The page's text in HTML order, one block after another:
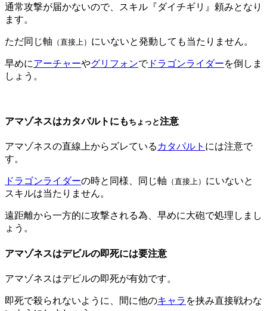
通常攻撃が届かないので、スキル『ダイチギリ』頼みとなり
ます。
ただ同じ軸 （直接上） にいないと発動しても当たりません。
早めにアーチャーやグリフォンでドラゴンライダーを倒しま
しょう。
アマゾネスはカタパルトにも ちょっと注意
アマゾネスの直線上からズレている カタパルト には注意で
す。
ドラゴンライダーの時と同様、同じ軸 （直接上） にいないと
スキルは当たりません。
遠距離から一方的に攻撃される為、早めに大砲で処理しまし
ょう。
アマゾネスはデビルの即死には要注意
アマゾネスはデビルの即死が有効です。
即死で殺られないように、間に他のキャラ を挟み直接戦わな